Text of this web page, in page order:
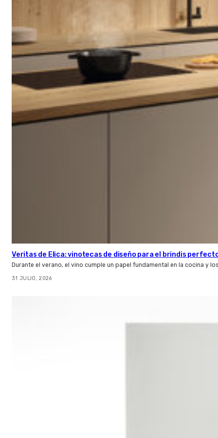
Veritas de Elica: vinotecas de diseño para el brindis
Durante el verano, el vino cumple un papel fundamental en la cocina y
31 JULIO, 2026